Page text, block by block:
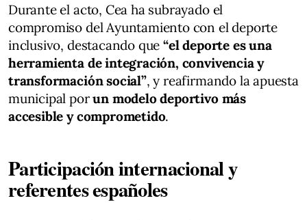
Durante el acto, Cea ha subrayado el
compromiso del Ayuntamiento con el deporte
inclusivo, destacando que“el deporte es una
herramienta de integración, convivencia y
transformación social”, y reafirmando la apuesta
municipal porun modelo deportivo más
accesible y comprometido.
Participación internacional y
referentes españoles